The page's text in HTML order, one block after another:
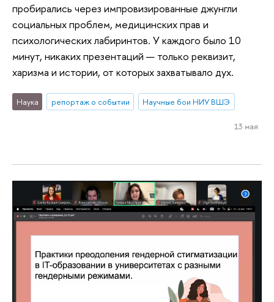
пробирались через импровизированные джунгли
социальных проблем, медицинских прав и
психологических лабиринтов. У каждого было 10
минут, никаких презентаций — только реквизит,
харизма и истории, от которых захватывало дух.
Наука репортаж о событии Научные бои НИУ ВШЭ
13 мая